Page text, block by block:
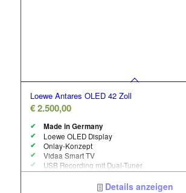
Loewe Antares OLED 42 Zoll
€2.500,00
Made in Germany
Loewe OLED Display
Onlay-Konzept
Vidaa Smart TV
USB Recording mit Dual-Tuner
Apple Air Play
optionales SoundsystemDetails anzeigen